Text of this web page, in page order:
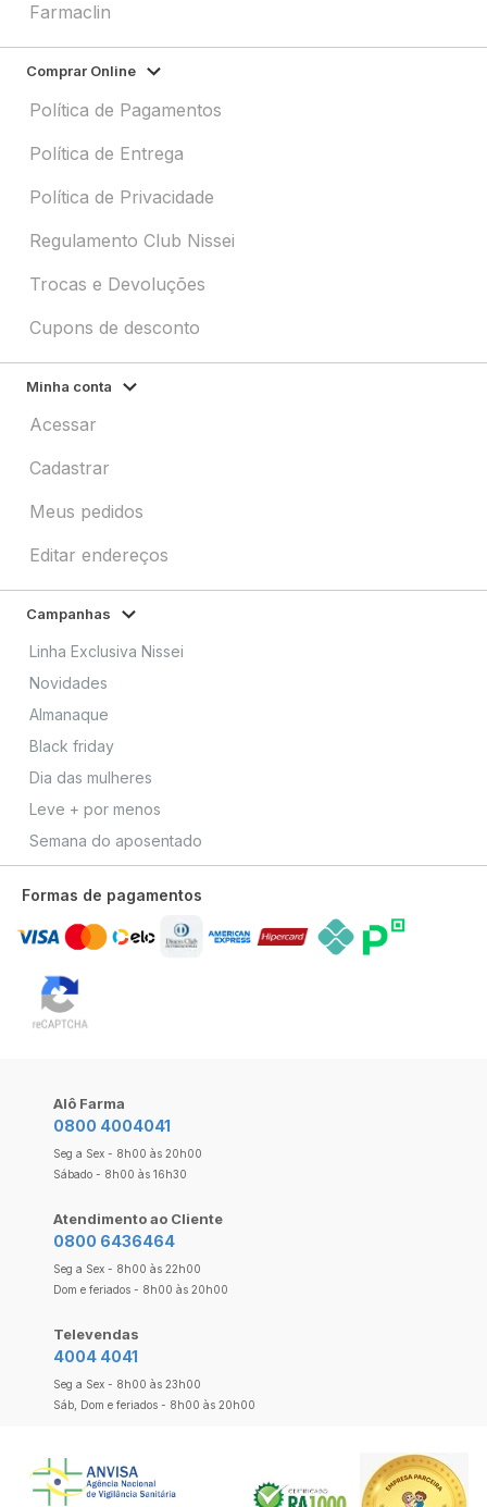
Farmaclin
Comprar Online
Política de Pagamentos
Política de Entrega
Política de Privacidade
Regulamento Club Nissei
Trocas e Devoluções
Cupons de desconto
Minha conta
Acessar
Cadastrar
Meus pedidos
Editar endereços
Campanhas
Linha Exclusiva Nissei
Novidades
Almanaque
Black friday
Dia das mulheres
Leve + por menos
Semana do aposentado
Formas de pagamentos
Alô Farma
0800 4004041
Seg a Sex - 8h00 às 20h00
Sábado - 8h00 às 16h30
Atendimento ao Cliente
0800 6436464
Seg a Sex - 8h00 às 22h00
Dom e feriados - 8h00 às 20h00
Televendas
4004 4041
Seg a Sex - 8h00 às 23h00
Sáb, Dom e feriados - 8h00 às 20h00